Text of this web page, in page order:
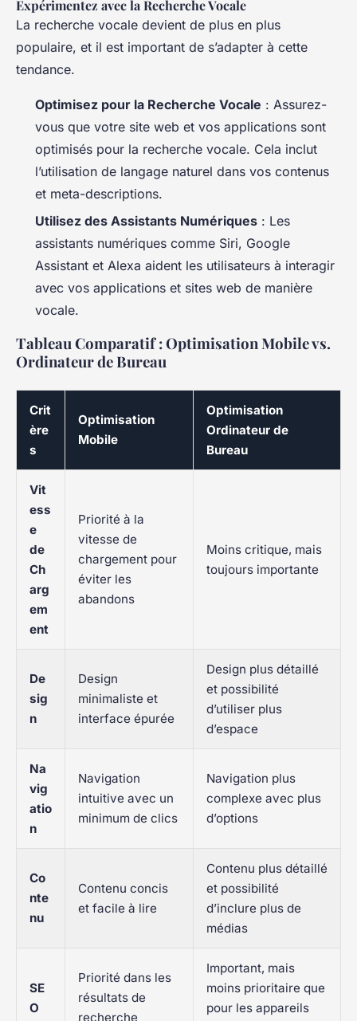
Expérimentez avec la Recherche Vocale
La recherche vocale devient de plus en plus
populaire, et il est important de s’adapter à cette
tendance.
Optimisez pour la Recherche Vocale : Assurez-
vous que votre site web et vos applications sont
optimisés pour la recherche vocale. Cela inclut
l’utilisation de langage naturel dans vos contenus
et meta-descriptions.
Utilisez des Assistants Numériques : Les
assistants numériques comme Siri, Google
Assistant et Alexa aident les utilisateurs à interagir
avec vos applications et sites web de manière
vocale.
Tableau Comparatif : Optimisation Mobile vs.
Ordinateur de Bureau
Crit
ère
s
Optimisation
Mobile
Optimisation
Ordinateur de
Bureau
Vit
ess
e
de
Ch
arg
em
ent
Priorité à la
vitesse de
chargement pour
éviter les
abandons
Moins critique, mais
toujours importante
De
sig
n
Design
minimaliste et
interface épurée
Design plus détaillé
et possibilité
d’utiliser plus
d’espace
Na
vig
atio
n
Navigation
intuitive avec un
minimum de clics
Navigation plus
complexe avec plus
d’options
Co
nte
nu
Contenu concis
et facile à lire
Contenu plus détaillé
et possibilité
d’inclure plus de
médias
SE
O
Priorité dans les
résultats de
recherche
Important, mais
moins prioritaire que
pour les appareils